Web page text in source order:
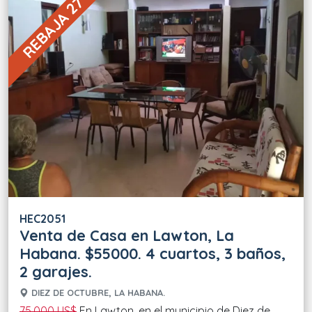
REBAJA 27 %
HEC2051
Venta de Casa en Lawton, La
Habana. $55000. 4 cuartos, 3 baños,
2 garajes.
DIEZ DE OCTUBRE, LA HABANA.